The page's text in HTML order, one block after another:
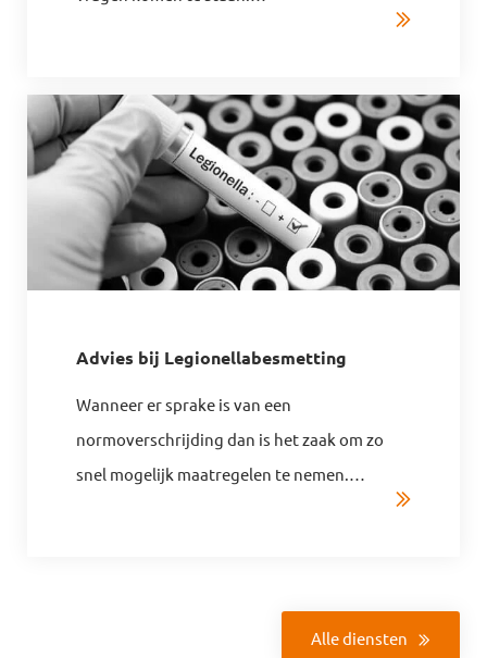
Advies bij Legionellabesmetting
Wanneer er sprake is van een
normoverschrijding dan is het zaak om zo
snel mogelijk maatregelen te nemen.…
Alle diensten